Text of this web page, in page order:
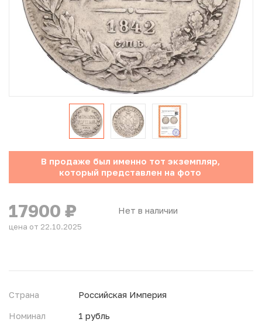
Юбилейные монеты Банка России (с 1999 года)
Памятные и инвестиционные монеты СССР и России
Иностранные монеты
Неофициальные выпуски монет (Unusual)
Античные и средневековые монеты
Наборы монет
Инвестиционные монеты
В продаже был именно тот экземпляр,
который представлен на фото
Нет в наличии
17900 ₽
цена от 22.10.2025
Страна
Российская Империя
Номинал
1 рубль